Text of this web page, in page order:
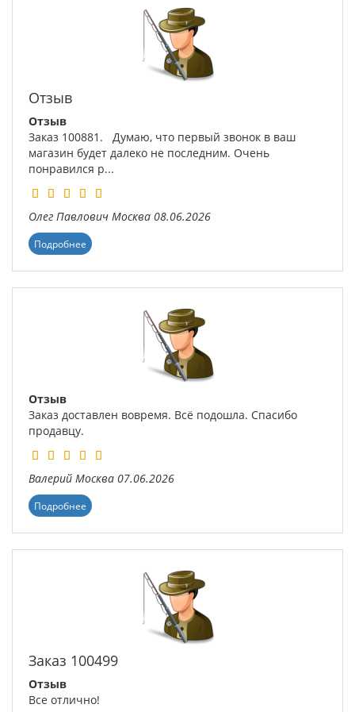
Отзыв
Отзыв
Заказ 100881. Думаю, что первый звонок в ваш
магазин будет далеко не последним. Очень
понравился р...
Олег Павлович Москва 08.06.2026
Подробнее
Отзыв
Заказ доставлен вовремя. Всё подошла. Спасибо
продавцу.
Валерий Москва 07.06.2026
Подробнее
Заказ 100499
Отзыв
Все отлично!